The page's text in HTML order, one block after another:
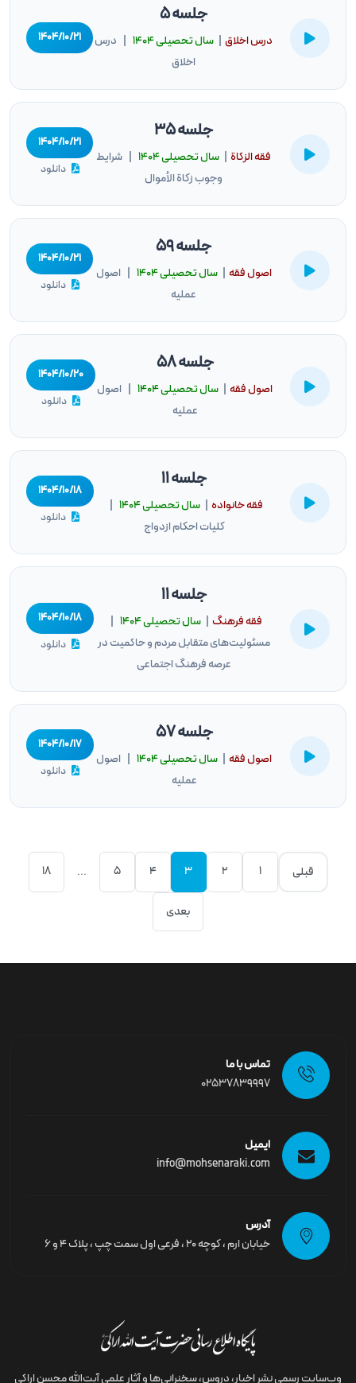
جلسه 5
درس اخلاق سال تحصيلى ۱۴۰۴
| درس
اخلاق
۱۴۰۴/۱۰/۲۱
جلسه 35
فقه الزكاة سال تحصيلى ۱۴۰۴
| شرایط
وجوب زکاة الأموال
۱۴۰۴/۱۰/۲۱
دانلود
جلسه 59
اصول فقه |سال تحصيلى ۱۴۰۴
| اصول
عملیه
۱۴۰۴/۱۰/۲۱
دانلود
جلسه 58
اصول فقه سال تحصيلى ۱۴۰۴
| اصول
عملیه
۱۴۰۴/۱۰/۲۰
دانلود
جلسه 11
فقه خانواده سال تحصيلى ۱۴۰۴
کلیات احکام ازدواج
۱۴۰۴/۱۰/۱۸
دانلود
جلسه 11
فقه فرهنگ سال تحصيلى ۱۴۰۴
مسئولیت‌های متقابل مردم و حاکمیت در
عرصه فرهنگ اجتماعی
۱۴۰۴/۱۰/۱۸
دانلود
جلسه 57
اصول فقه سال تحصيلى ۱۴۰۴
| اصول
عملیه
۱۴۰۴/۱۰/۱۷
دانلود
قبلی 1
2
3
4
5
...
18
بعدی
تماس با ما
02537839997
ایمیل
info@mohsenaraki.com
آدرس
خیابان ارم ، کوچه ۲۰ ، فرعی اول سمت چپ ، پلاک ۴ و ۶
وب‌سایت رسمى نشر اخبار، دروس، سخنرانی‌ها و آثار علمی آیت‌الله محسن اراکی